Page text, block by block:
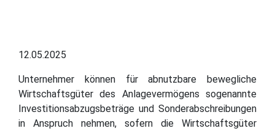
12.05.2025
Unternehmer können für abnutzbare bewegliche
Wirtschaftsgüter des Anlagevermögens sogenannte
Investitionsabzugsbeträge und Sonderabschreibungen
in Anspruch nehmen, sofern die Wirtschaftsgüter